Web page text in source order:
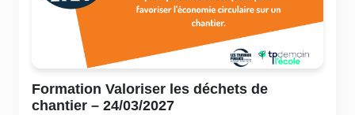
Formation Valoriser les déchets de
chantier – 24/03/2027